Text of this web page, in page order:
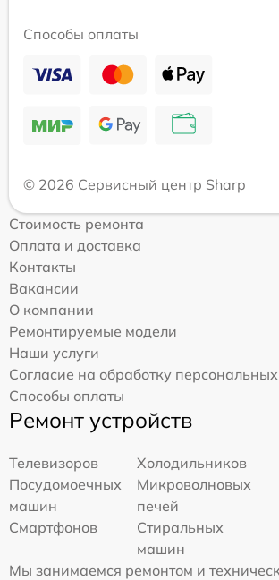
Способы оплаты
© 2026 Сервисный центр Sharp
Стоимость ремонта
Оплата и доставка
Контакты
Вакансии
О компании
Ремонтируемые модели
Наши услуги
Согласие на обработку
Способы оплаты
Ремонт устройств
Телевизоров
Холодильников
Посудомоечных
машин
Микроволновых
печей
Смартфонов
Стиральных
машин
Мы занимаемся ремонтом и